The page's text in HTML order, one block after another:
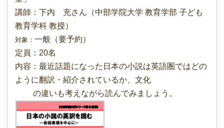
講師：下内 充さん（中部学院大学 教育学部 子ども
教育学科 教授）
対象： 一般（要予約）
定員：20名
内容：最近話題になった日本の小説は英語圏ではどの
ように翻訳・紹介されているか、文化
の違いも考えながら読んでみましょう。